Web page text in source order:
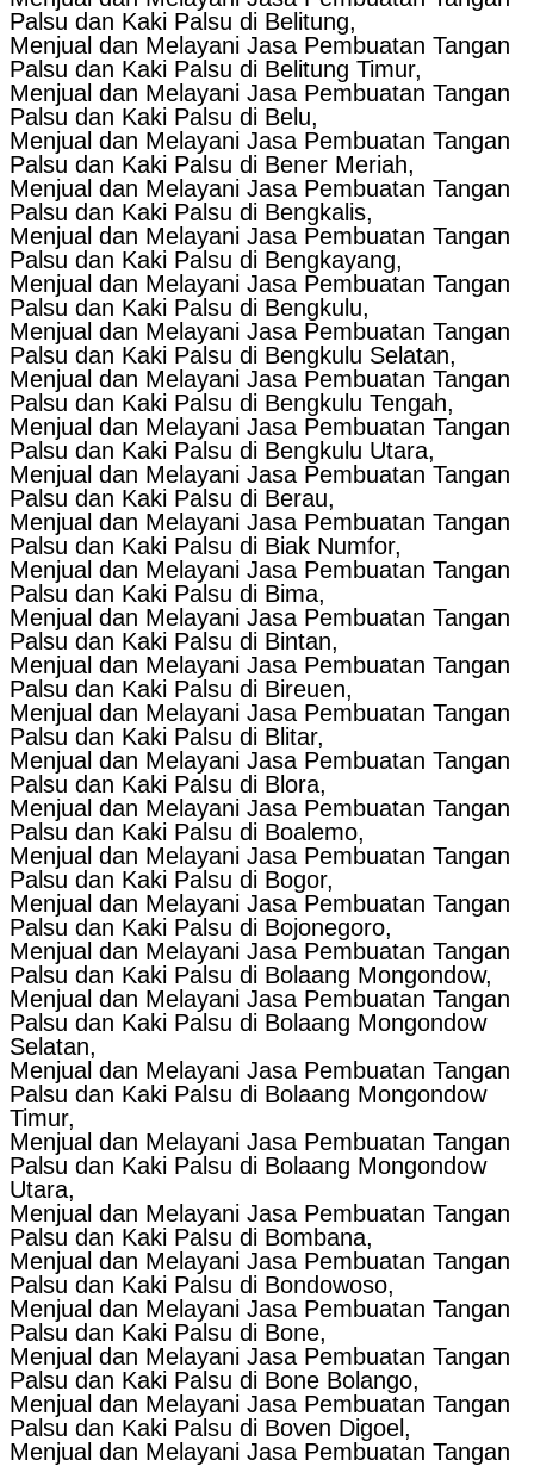
Palsu dan Kaki Palsu di Belitung,
Menjual dan Melayani Jasa Pembuatan Tangan
Palsu dan Kaki Palsu di Belitung Timur,
Menjual dan Melayani Jasa Pembuatan Tangan
Palsu dan Kaki Palsu di Belu,
Menjual dan Melayani Jasa Pembuatan Tangan
Palsu dan Kaki Palsu di Bener Meriah,
Menjual dan Melayani Jasa Pembuatan Tangan
Palsu dan Kaki Palsu di Bengkalis,
Menjual dan Melayani Jasa Pembuatan Tangan
Palsu dan Kaki Palsu di Bengkayang,
Menjual dan Melayani Jasa Pembuatan Tangan
Palsu dan Kaki Palsu di Bengkulu,
Menjual dan Melayani Jasa Pembuatan Tangan
Palsu dan Kaki Palsu di Bengkulu Selatan,
Menjual dan Melayani Jasa Pembuatan Tangan
Palsu dan Kaki Palsu di Bengkulu Tengah,
Menjual dan Melayani Jasa Pembuatan Tangan
Palsu dan Kaki Palsu di Bengkulu Utara,
Menjual dan Melayani Jasa Pembuatan Tangan
Palsu dan Kaki Palsu di Berau,
Menjual dan Melayani Jasa Pembuatan Tangan
Palsu dan Kaki Palsu di Biak Numfor,
Menjual dan Melayani Jasa Pembuatan Tangan
Palsu dan Kaki Palsu di Bima,
Menjual dan Melayani Jasa Pembuatan Tangan
Palsu dan Kaki Palsu di Bintan,
Menjual dan Melayani Jasa Pembuatan Tangan
Palsu dan Kaki Palsu di Bireuen,
Menjual dan Melayani Jasa Pembuatan Tangan
Palsu dan Kaki Palsu di Blitar,
Menjual dan Melayani Jasa Pembuatan Tangan
Palsu dan Kaki Palsu di Blora,
Menjual dan Melayani Jasa Pembuatan Tangan
Palsu dan Kaki Palsu di Boalemo,
Menjual dan Melayani Jasa Pembuatan Tangan
Palsu dan Kaki Palsu di Bogor,
Menjual dan Melayani Jasa Pembuatan Tangan
Palsu dan Kaki Palsu di Bojonegoro,
Menjual dan Melayani Jasa Pembuatan Tangan
Palsu dan Kaki Palsu di Bolaang Mongondow,
Menjual dan Melayani Jasa Pembuatan Tangan
Palsu dan Kaki Palsu di Bolaang Mongondow
Selatan,
Menjual dan Melayani Jasa Pembuatan Tangan
Palsu dan Kaki Palsu di Bolaang Mongondow
Timur,
Menjual dan Melayani Jasa Pembuatan Tangan
Palsu dan Kaki Palsu di Bolaang Mongondow
Utara,
Menjual dan Melayani Jasa Pembuatan Tangan
Palsu dan Kaki Palsu di Bombana,
Menjual dan Melayani Jasa Pembuatan Tangan
Palsu dan Kaki Palsu di Bondowoso,
Menjual dan Melayani Jasa Pembuatan Tangan
Palsu dan Kaki Palsu di Bone,
Menjual dan Melayani Jasa Pembuatan Tangan
Palsu dan Kaki Palsu di Bone Bolango,
Menjual dan Melayani Jasa Pembuatan Tangan
Palsu dan Kaki Palsu di Boven Digoel,
Menjual dan Melayani Jasa Pembuatan Tangan